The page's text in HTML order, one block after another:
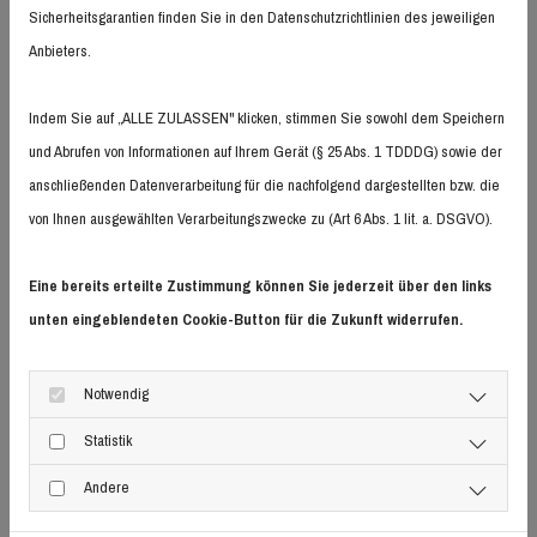
02. Februar 2024
12 von 12 im Januar
Sicherheitsgarantien finden Sie in den Datenschutzrichtlinien des jeweiligen
Anbieters.
Indem Sie auf „ALLE ZULASSEN" klicken, stimmen Sie sowohl dem Speichern
und Abrufen von Informationen auf Ihrem Gerät (§ 25 Abs. 1 TDDDG) sowie der
anschließenden Datenverarbeitung für die nachfolgend dargestellten bzw. die
von Ihnen ausgewählten Verarbeitungszwecke zu (Art 6 Abs. 1 lit. a. DSGVO).
Eine bereits erteilte Zustimmung können Sie jederzeit über den links
unten eingeblendeten Cookie-Button für die Zukunft widerrufen.
Notwendig
Statistik
Andere